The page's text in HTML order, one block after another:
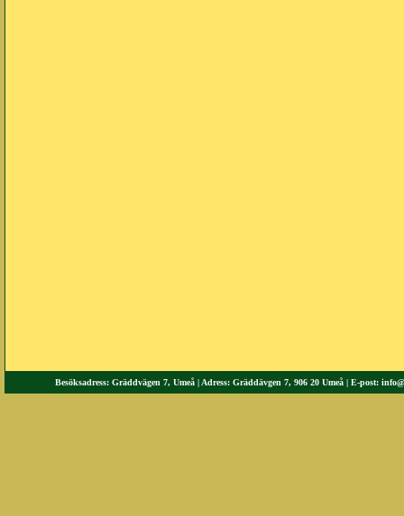
Besöksadress: Gräddvägen 7, Umeå | Adress: Gräddävgen 7, 906 20 Umeå | E-post: